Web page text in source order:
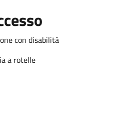
con disabilità
a rotelle